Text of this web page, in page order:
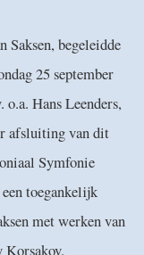
Saksen, begeleidde
25 september
o.a. Hans Leenders,
afsluiting van dit
Symfonie
toegankelijk
met werken van